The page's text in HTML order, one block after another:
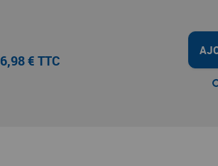
6,98 € TTC